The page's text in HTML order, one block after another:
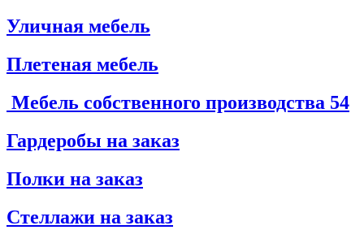
Уличная мебель
Плетеная мебель
Мебель собственного производства 54
Гардеробы на заказ
Полки на заказ
Стеллажи на заказ